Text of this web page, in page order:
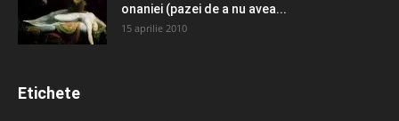
onaniei (pazei de a nu avea...
15 aprilie 2010
Etichete